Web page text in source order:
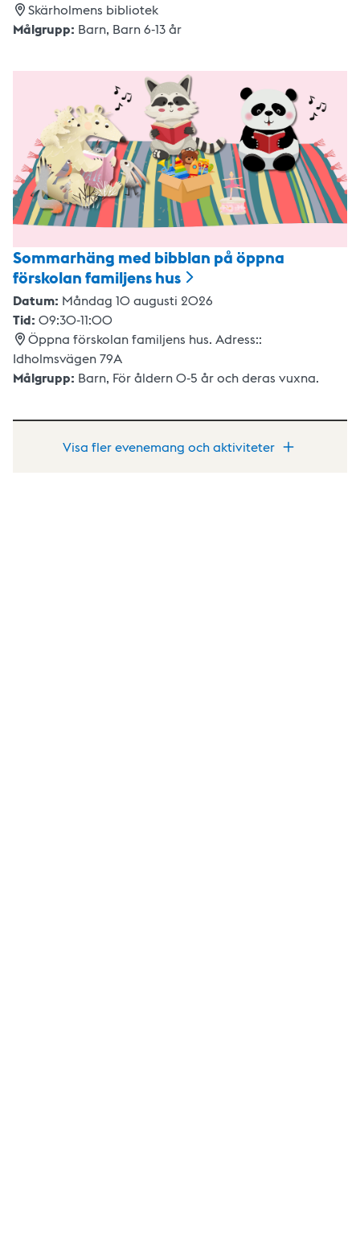
Skärholmens bibliotek
Målgrupp: Barn, Barn 6-13 år
Sommarhäng med bibblan på öppna
förskolan familjenshus
Datum: Måndag 10 augusti 2026
Tid: 09:30-11:00
Öppna förskolan familjens hus. Adress::
Idholmsvägen 79A
Målgrupp: Barn, För åldern 0-5 år och deras vuxna.
Visa fler evenemang och aktiviteter